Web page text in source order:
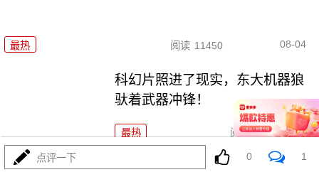
最热 阅读 11450 08-04
科幻片照进了现实，东大机器狼
驮着武器冲锋！
最热 阅读 8955
千机压境：俄乌战场上的\"蜂群
点评一下 0 1